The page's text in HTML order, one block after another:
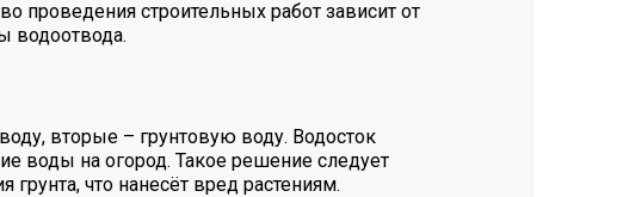
проведения строительных работ зависит от
водоотвода.
вторые – грунтовую воду. Водосток
воды на огород. Такое решение следует
что нанесёт вред растениям.